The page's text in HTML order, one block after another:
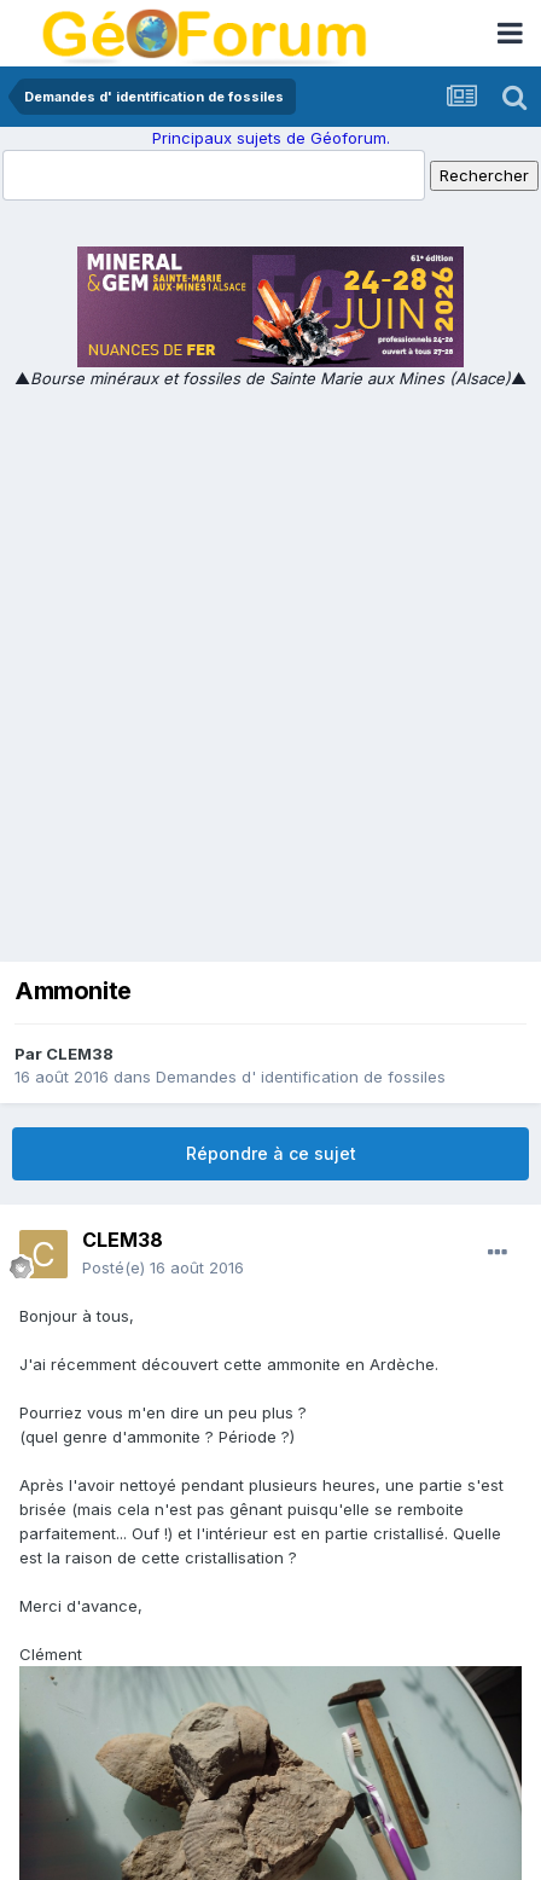
Demandes d' identification de fossiles
Principaux sujets de Géoforum.
▲Bourse minéraux et fossiles de Sainte Marie aux Mines (Alsace)▲
Ammonite
Par CLEM38
16 août 2016 dans Demandes d' identification de fossiles
Répondre à ce sujet
CLEM38
Posté(e) 16 août 2016
Bonjour à tous,
J'ai récemment découvert cette ammonite en Ardèche.
Pourriez vous m'en dire un peu plus ?
(quel genre d'ammonite ? Période ?)
Après l'avoir nettoyé pendant plusieurs heures, une partie s'est
brisée (mais cela n'est pas gênant puisqu'elle se remboite
parfaitement... Ouf !) et l'intérieur est en partie cristallisé. Quelle
est la raison de cette cristallisation ?
Merci d'avance,
Clément